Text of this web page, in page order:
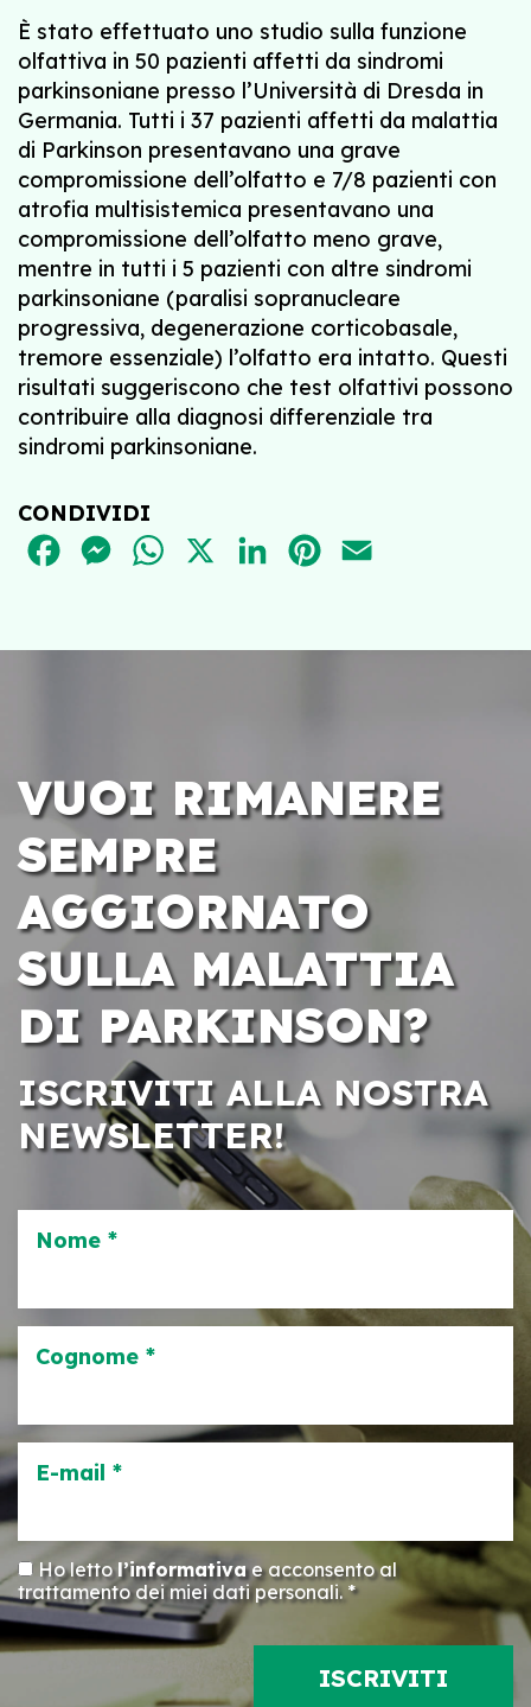
È stato effettuato uno studio sulla funzione
olfattiva in 50 pazienti affetti da sindromi
parkinsoniane presso l’Università di Dresda in
Germania. Tutti i 37 pazienti affetti da malattia
di Parkinson presentavano una grave
compromissione dell’olfatto e 7/8 pazienti con
atrofia multisistemica presentavano una
compromissione dell’olfatto meno grave,
mentre in tutti i 5 pazienti con altre sindromi
parkinsoniane (paralisi sopranucleare
progressiva, degenerazione corticobasale,
tremore essenziale) l’olfatto era intatto. Questi
risultati suggeriscono che test olfattivi possono
contribuire alla diagnosi differenziale tra
sindromi parkinsoniane.
CONDIVIDI
FACEBOOKMESSENGER
WHATSAPPLINKEDINPINTEREST
VUOI RIMANERE
SEMPRE
AGGIORNATO
SULLA MALATTIA
DI PARKINSON?
ISCRIVITI ALLA NOSTRA
NEWSLETTER!
Nome *
Cognome *
E-mail *
Ho lettol’informativae acconsento al
trattamento dei miei dati personali. *